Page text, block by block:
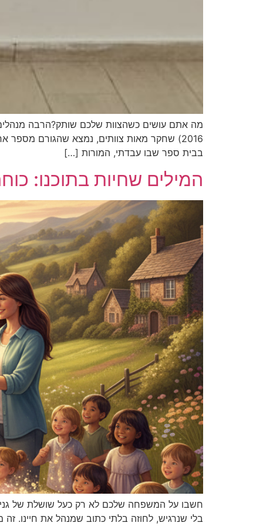
2016) שחקר מאות צוותים, נמצא שהגורם
בבית ספר שבו עבדתי, המורות […]
המילים שחיות בתוכנו:
חשבו על המשפחה שלכם לא רק כעל שושלת של
בלי שנרגיש, לחוזה בלתי כתוב שמנהל את חיינו.